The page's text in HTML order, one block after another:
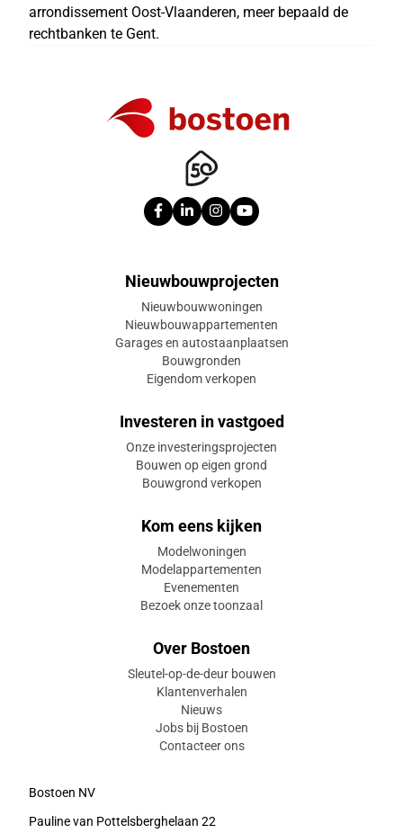
arrondissement Oost-Vlaanderen, meer bepaald de
rechtbanken te Gent.
Nieuwbouwprojecten
Nieuwbouwwoningen
Nieuwbouwappartementen
Garages en autostaanplaatsen
Bouwgronden
Eigendom verkopen
Investeren in vastgoed
Onze investeringsprojecten
Bouwen op eigen grond
Bouwgrond verkopen
Kom eens kijken
Modelwoningen
Modelappartementen
Evenementen
Bezoek onze toonzaal
Over Bostoen
Sleutel-op-de-deur bouwen
Klantenverhalen
Nieuws
Jobs bij Bostoen
Contacteer ons
Bostoen NV
Pauline van Pottelsberghelaan 22